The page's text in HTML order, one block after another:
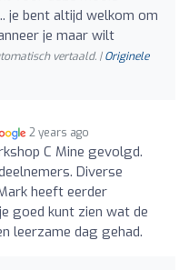
je bent altijd welkom om
je maar wilt
vertaald. |Originele
2 years ago
C Mine gevolgd.
Diverse
heeft eerder
goed kunt zien wat de
leerzame dag gehad.